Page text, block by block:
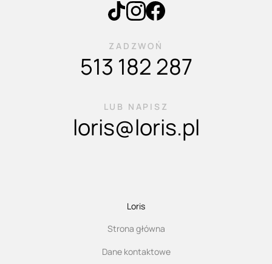
ZADZWOŃ
513 182 287
LUB NAPISZ
loris@loris.pl
Loris
Strona główna
Dane kontaktowe